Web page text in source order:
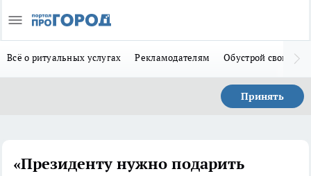
Всё о ритуальных услугах Рекламодателям Обустрой свой дом
Принять
«Президенту нужно подарить